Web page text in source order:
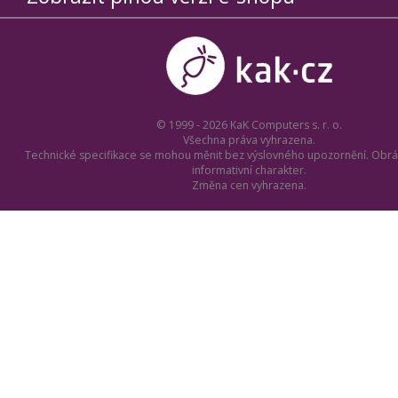
© 1999 - 2026 KaK Computers s. r. o.
Všechna práva vyhrazena.
Technické specifikace se mohou měnit bez výslovného upozornění.
informativní charakter.
Změna cen vyhrazena.